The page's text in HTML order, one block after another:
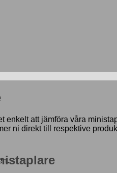
enkelt att jämföra våra
ni direkt till respektive